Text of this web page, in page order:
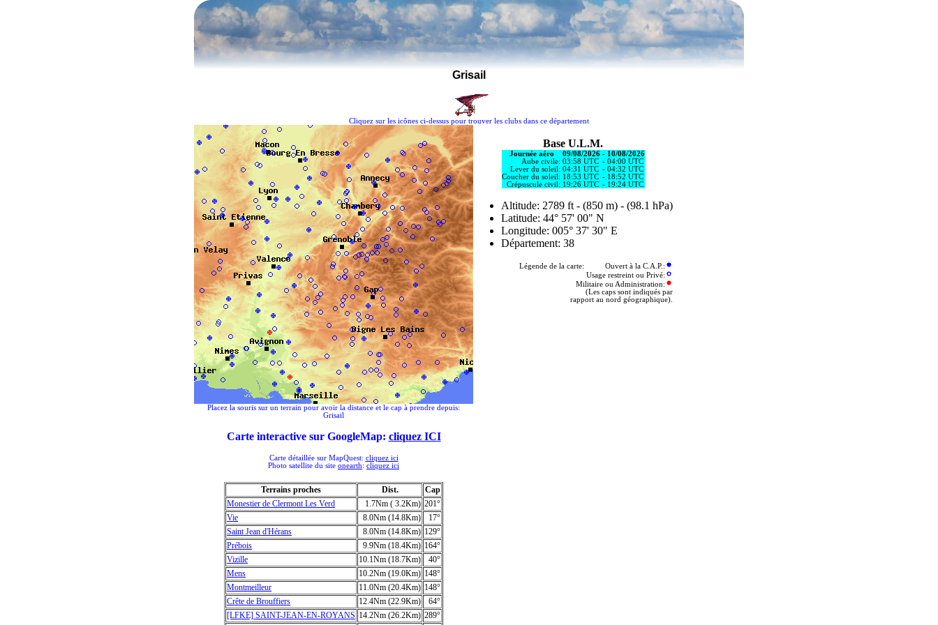
Grisail
Cliquez sur les icônes ci-dessus pour trouver les clubs dans ce département
Base U.L.M.
Journée aéro 09/08/2026- 10/08/2026
Aube civile: 03:58 UTC - 04:00 UTC
Lever du soleil: 04:31 UTC - 04:32 UTC
Coucher du soleil: 18:53 UTC - 18:52 UTC
Crépuscule civil: 19:26 UTC - 19:24 UTC
Altitude: 2789 ft - (850 m) - (98.1 hPa)
Latitude: 44° 57' 00" N
Longitude: 005° 37' 30" E
Département: 38
Légende de la carte: Ouvert à la C.A.P.:
Usage restreint ou Privé:
Militaire ou Administration:
(Les caps sont indiqués par
rapport au nord géographique).
Placez la souris sur un terrain pour avoir la distance et le cap à prendre depuis:
Grisail
Carte interactive sur GoogleMap: cliquez ICI
Carte détaillée sur MapQuest: cliquez ici
Photo satellite du site onearth: cliquez ici
Terrains proches Dist.
Cap
Monestier de Clermont Les Verd
1.7Nm ( 3.2Km) 201°
Vie
8.0Nm (14.8Km)
17°
Saint Jean d'Hérans
8.0Nm (14.8Km) 129°
Prébois
9.9Nm (18.4Km) 164°
Vizille
10.1Nm (18.7Km)
40°
Mens
10.2Nm (19.0Km) 148°
Montmeilleur
11.0Nm (20.4Km) 148°
Crête de Brouffiers
12.4Nm (22.9Km)
64°
[LFKE] SAINT-JEAN-EN-ROYANS 14.2Nm (26.2Km) 289°